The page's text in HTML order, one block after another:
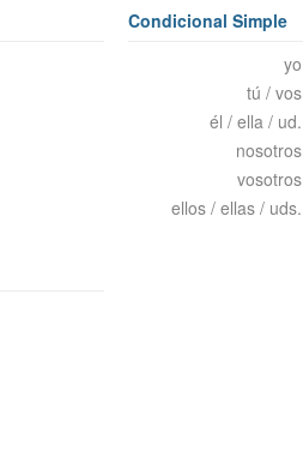
Condicional Simple
yo
tú / vos
él / ella / ud.
nosotros
vosotros
ellos / ellas / uds.